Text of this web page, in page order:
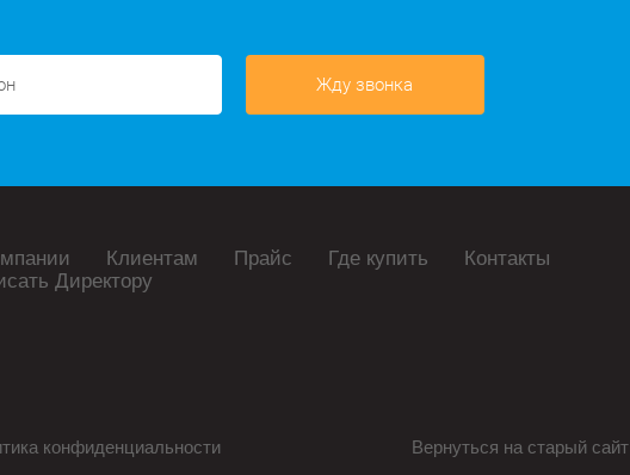
Жду звонка
Клиентам Прайс Где купить Контакты
Директору
конфиденциальности Вернуться на старый сайт